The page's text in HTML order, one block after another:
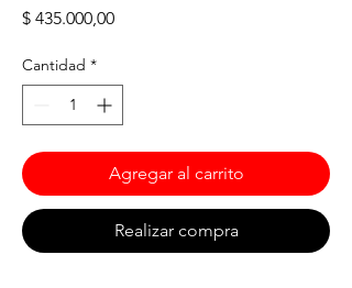
$ 435.000,00Precio
Cantidad *
Agregar al carrito
Realizar compra